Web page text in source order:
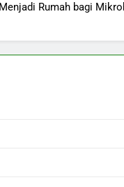
Rumah bagi